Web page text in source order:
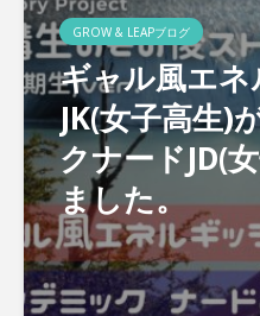
GROW & LEAPブログ
ギャル風エ
JK(女子高生)
クナードJD(
ました。